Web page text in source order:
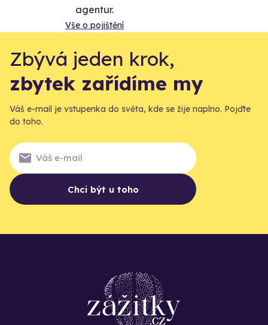
agentur.
Vše o pojištění
Zbývá jeden krok,
zbytek zařídíme my
Váš e-mail je vstupenka do světa, kde se žije naplno. Pojďte
do toho.
Chci být u toho